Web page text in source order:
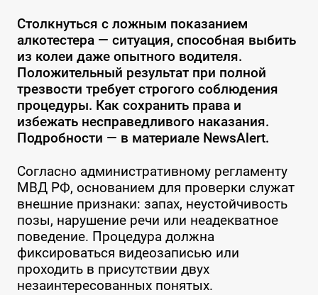
Столкнуться с ложным показанием
алкотестера — ситуация, способная выбить
из колеи даже опытного водителя.
Положительный результат при полной
трезвости требует строгого соблюдения
процедуры. Как сохранить права и
избежать несправедливого наказания.
Подробности — в материале NewsAlert.
Согласно административному регламенту
МВД РФ, основанием для проверки служат
внешние признаки: запах, неустойчивость
позы, нарушение речи или неадекватное
поведение. Процедура должна
фиксироваться видеозаписью или
проходить в присутствии двух
незаинтересованных понятых.